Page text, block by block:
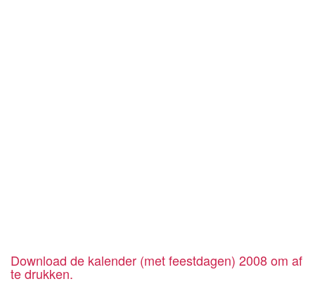
Download de kalender (met feestdagen) 2008 om af
te drukken.